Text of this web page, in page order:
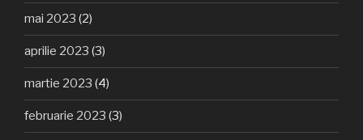
mai 2023 (2)
aprilie 2023 (3)
martie 2023 (4)
februarie 2023 (3)